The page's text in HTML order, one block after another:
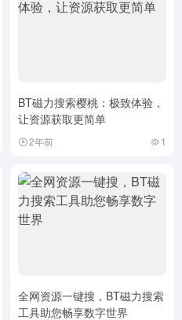
BT磁力搜索樱桃：极致体验，
让资源获取更简单
2年前 1
全网资源一键搜，BT磁力搜索
工具助您畅享数字世界